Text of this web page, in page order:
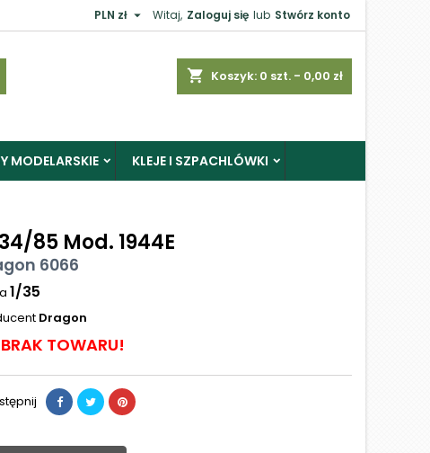
Witaj, Zaloguj się lub Stwórz konto
PLN zł 
shopping_cart Koszyk: 0 szt. - 0,00 zł
MODELARSKIE KLEJE I SZPACHLÓWKI
85 Mod. 1944E
6066
1/35
Dragon
BRAK TOWARU!